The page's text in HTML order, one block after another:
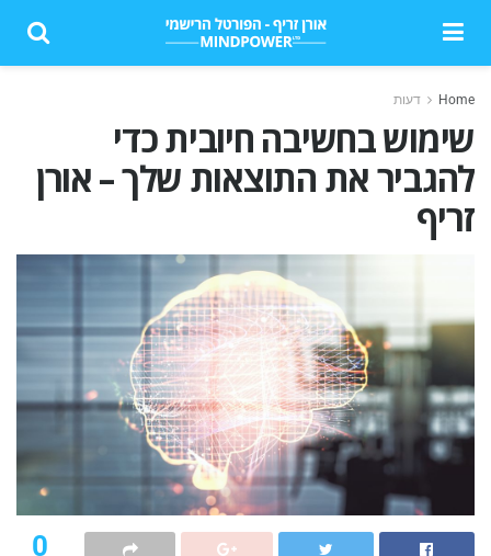
Home דעות
שימוש בחשיבה חיובית כדי
להגביר את התוצאות שלך – אורן
זריף
0